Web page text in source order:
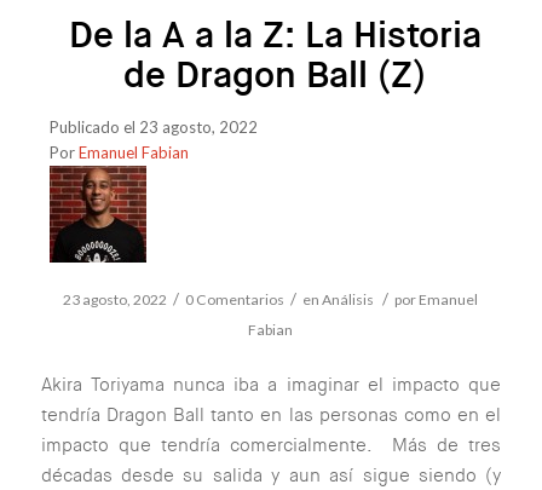
De la A a la Z: La Historia
de Dragon Ball (Z)
Publicado el 23 agosto, 2022
PorEmanuel Fabian
23 agosto, 2022 / 0 Comentarios / enAnálisis / por Emanuel
Fabian
Akira Toriyama nunca iba a imaginar el impacto que
tendría Dragon Ball tanto en las personas como en el
impacto que tendría comercialmente. Más de tres
décadas desde su salida y aun así sigue siendo (y